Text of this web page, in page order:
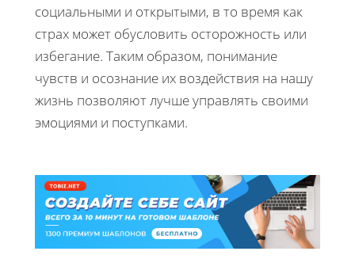
социальными и открытыми, в то время как
страх может обусловить осторожность или
избегание. Таким образом, понимание
чувств и осознание их воздействия на нашу
жизнь позволяют лучше управлять своими
эмоциями и поступками.